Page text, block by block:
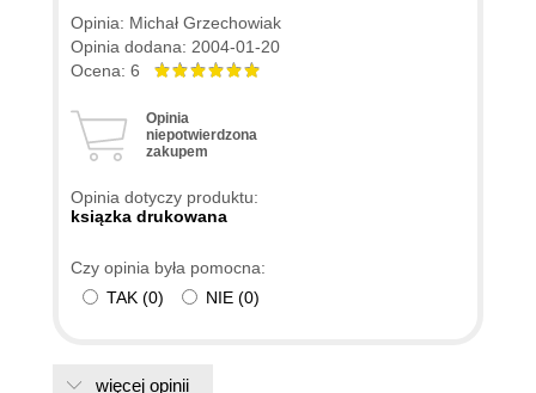
i twórców stron/aplikacji internetowych oraz wiele
przykładów wraz z opisami. Największym atutem
tej publikacji jest niewątpliwie opis interfejsu
znajdziemy w żadnej innej książce.
Gorąco polecam !
Opinia: Michał Grzechowiak
Opinia dodana: 2004-01-20
Ocena: 6
Opinia
niepotwierdzona
zakupem
Opinia dotyczy produktu:
ksiązka drukowana
Czy opinia była pomocna:
TAK (0) NIE (0)
więcej opinii